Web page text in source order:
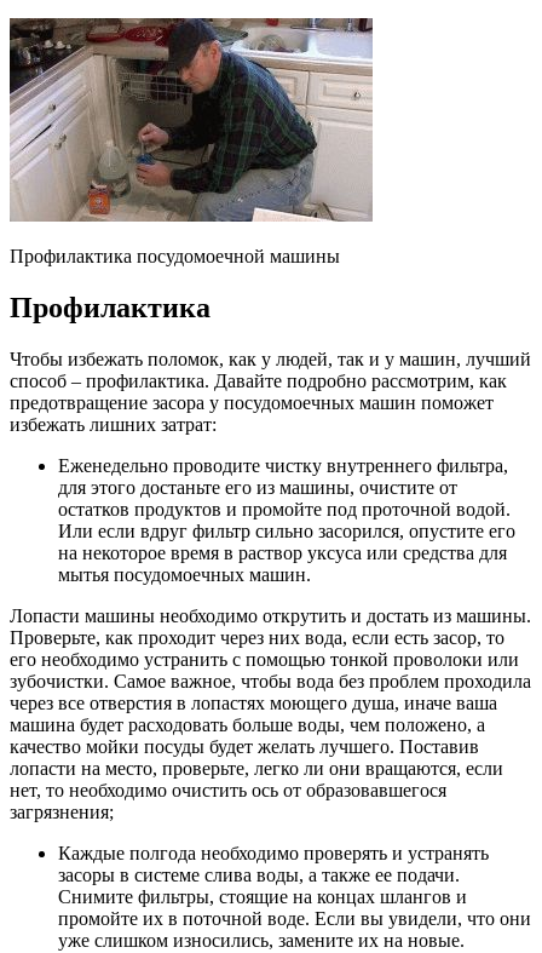
Профилактика посудомоечной машины
Профилактика
Чтобы избежать поломок, как у людей, так и у машин, лучший
способ – профилактика. Давайте подробно рассмотрим, как
предотвращение засора у посудомоечных машин поможет
избежать лишних затрат:
Еженедельно проводите чистку внутреннего фильтра,
для этого достаньте его из машины, очистите от
остатков продуктов и промойте под проточной водой.
Или если вдруг фильтр сильно засорился, опустите его
на некоторое время в раствор уксуса или средства для
мытья посудомоечных машин.
Лопасти машины необходимо открутить и достать из машины.
Проверьте, как проходит через них вода, если есть засор, то
его необходимо устранить с помощью тонкой проволоки или
зубочистки. Самое важное, чтобы вода без проблем проходила
через все отверстия в лопастях моющего душа, иначе ваша
машина будет расходовать больше воды, чем положено, а
качество мойки посуды будет желать лучшего. Поставив
лопасти на место, проверьте, легко ли они вращаются, если
нет, то необходимо очистить ось от образовавшегося
загрязнения;
Каждые полгода необходимо проверять и устранять
засоры в системе слива воды, а также ее подачи.
Снимите фильтры, стоящие на концах шлангов и
промойте их в поточной воде. Если вы увидели, что они
уже слишком износились, замените их на новые.